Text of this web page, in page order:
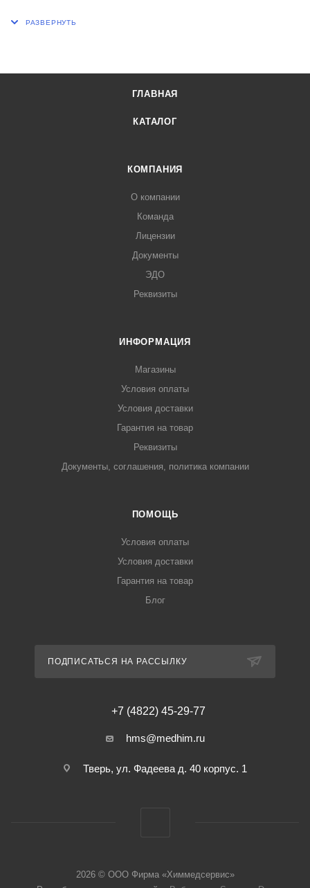
ГЛАВНАЯ
КАТАЛОГ
КОМПАНИЯ
О компании
Команда
Лицензии
Документы
ЭДО
Реквизиты
ИНФОРМАЦИЯ
Магазины
Условия оплаты
Условия доставки
Гарантия на товар
Реквизиты
Документы, соглашения, политика компании
ПОМОЩЬ
Условия оплаты
Условия доставки
Гарантия на товар
Блог
ПОДПИСАТЬСЯ НА РАССЫЛКУ
+7 (4822) 45-29-77
hms@medhim.ru
Тверь, ул. Фадеева д. 40 корпус. 1
2026 © ООО Фирма «Химмедсервис»